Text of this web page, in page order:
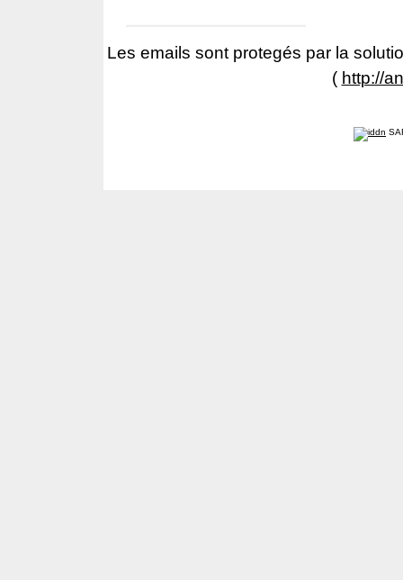
Les emails sont protegés par la
( http://